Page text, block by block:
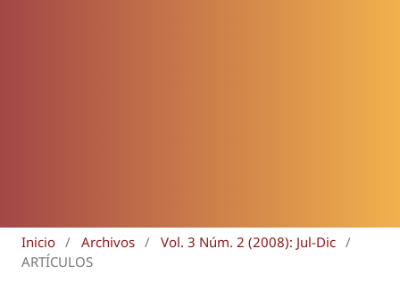
Inicio / Archivos / Vol. 3 Núm. 2 (2008): Jul-Dic /
ARTÍCULOS